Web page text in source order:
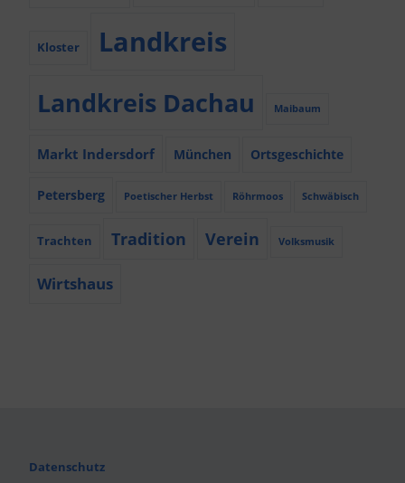
Kloster Landkreis
Landkreis Dachau Maibaum
Markt Indersdorf München Ortsgeschichte
Petersberg Poetischer Herbst Röhrmoos Schwäbisch
Trachten Tradition Verein Volksmusik
Wirtshaus
Datenschutz